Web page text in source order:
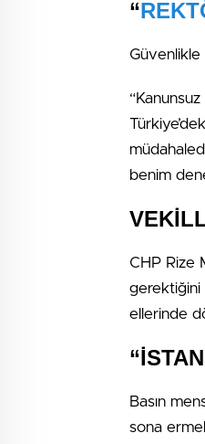
“
Güvenlikle
benim
CHP Rize
gerektiğini
ellerinde
Basın
sona